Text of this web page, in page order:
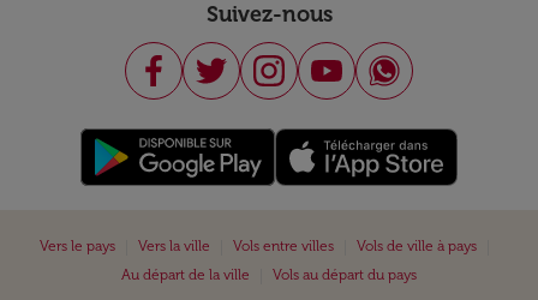
Suivez-nous
Vers le pays Vers la ville Vols entre villes Vols de ville à pays
Au départ de la ville
Vols au départ du pays